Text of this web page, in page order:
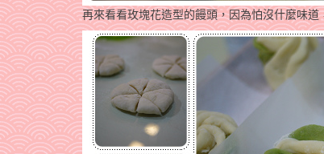
再來看看玫塊花造型的饅頭，因為怕沒什麼味